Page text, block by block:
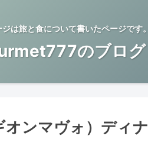
ジは旅と食について書いたページです。
のブログ
ンマヴォ）ディナ